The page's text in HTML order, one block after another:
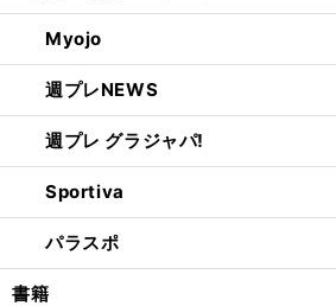
Myojo
週プレNEWS
週プレ グラジャパ!
Sportiva
パラスポ
書籍